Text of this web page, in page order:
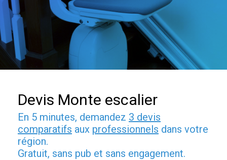
Devis Monte escalier
En 5 minutes, demandez 3 devis
comparatifs aux professionnels dans votre
région.
Gratuit, sans pub et sans engagement.